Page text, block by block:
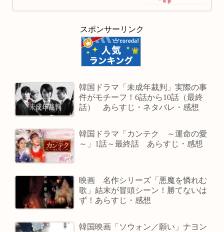
スポンサーリンク
韓国ドラマ「未成年裁判」実際の事
件がモチーフ！6話から10話（最終
話） あらすじ・ネタバレ・感想
韓国ドラマ「カンテク ～運命の愛
～」1話～最終話 あらすじ・感想
映画 名作シリーズ「悪魔を憐れむ
歌」結末が冒頭シーン！勝てないは
ず！あらすじ・感想
韓国映画「ソウォン／願い」ナヨン